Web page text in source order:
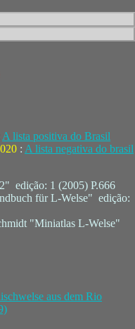
A lista positiva do Brasil
: A lista negativa do brasil
edição: 1 (2005) P.666
für L-Welse" edição:
"Miniatlas L-Welse"
aus dem Rio